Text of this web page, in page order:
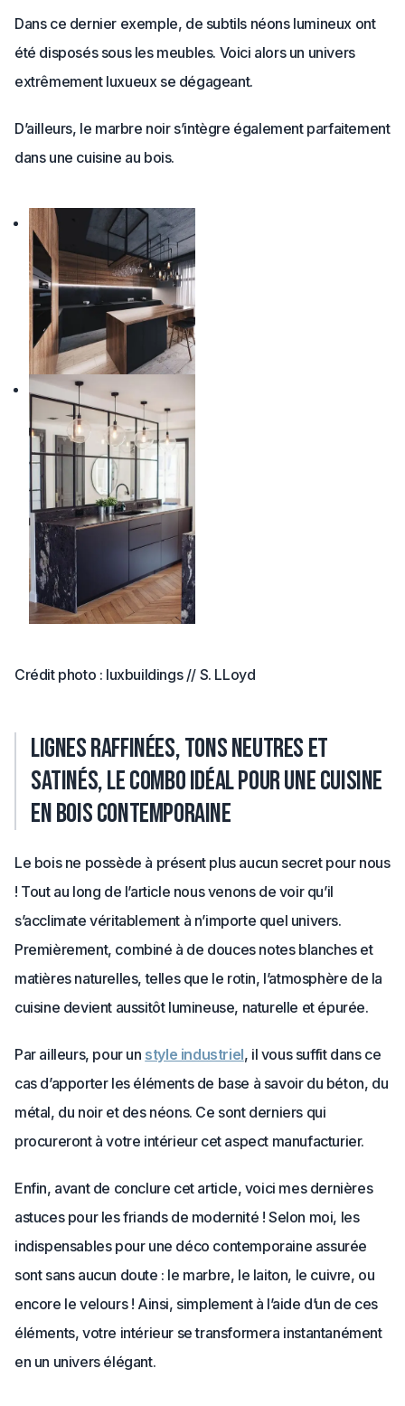
Dans ce dernier exemple, de subtils néons lumineux ont
été disposés sous les meubles. Voici alors un univers
extrêmement luxueux se dégageant.
D’ailleurs, le marbre noir s’intègre également parfaitement
dans une cuisine au bois.
Crédit photo : luxbuildings // S. LLoyd
Lignes raffinées, tons neutres et
satinés, le combo idéal pour une cuisine
en bois contemporaine
Le bois ne possède à présent plus aucun secret pour nous
! Tout au long de l’article nous venons de voir qu’il
s’acclimate véritablement à n’importe quel univers.
Premièrement, combiné à de douces notes blanches et
matières naturelles, telles que le rotin, l’atmosphère de la
cuisine devient aussitôt lumineuse, naturelle et épurée.
Par ailleurs, pour un style industriel, il vous suffit dans ce
cas d’apporter les éléments de base à savoir du béton, du
métal, du noir et des néons. Ce sont derniers qui
procureront à votre intérieur cet aspect manufacturier.
Enfin, avant de conclure cet article, voici mes dernières
astuces pour les friands de modernité ! Selon moi, les
indispensables pour une déco contemporaine assurée
sont sans aucun doute : le marbre, le laiton, le cuivre, ou
encore le velours ! Ainsi, simplement à l’aide d’un de ces
éléments, votre intérieur se transformera instantanément
en un univers élégant.